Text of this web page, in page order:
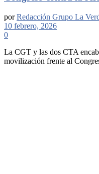
por Redacción Grupo La
10 febrero, 2026
0
La CGT y las dos CTA
movilización frente al